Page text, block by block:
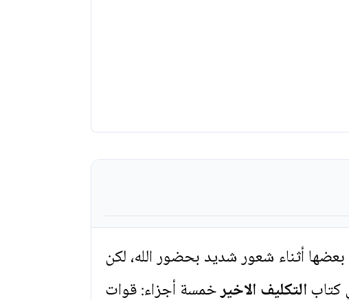
أثناء شعور شديد بحضور الله، لكن
كتابالتكليف الاخيرخمسة أجزاء: قوات